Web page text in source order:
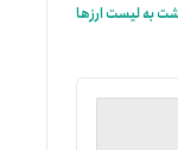
به لیست ارزها